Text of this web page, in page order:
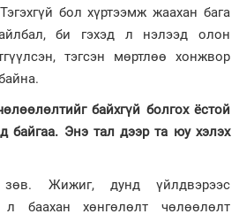
бол хүртээмж жаахан бага
би гэхэд л нэлээд олон
тэгсэн мөртлөө хонжвор
байхгүй болгох ёстой
байгаа. Энэ тал дээр та юу хэлэх
Жижиг, дунд үйлдвэрээс
л баахан хөнгөлөлт чөлөөлөлт